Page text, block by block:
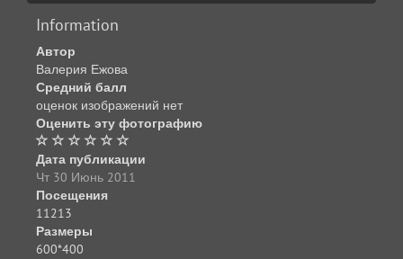
Information
Автор
Валерия Ежова
Средний балл
оценок изображений нет
Оценить эту фотографию
Дата публикации
Чт 30 Июнь 2011
Посещения
11213
Размеры
600*400